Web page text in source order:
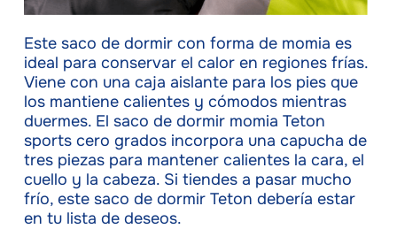
Este saco de dormir con forma de momia es
ideal para conservar el calor en regiones frías.
Viene con una caja aislante para los pies que
los mantiene calientes y cómodos mientras
duermes. El saco de dormir momia Teton
sports cero grados incorpora una capucha de
tres piezas para mantener calientes la cara, el
cuello y la cabeza. Si tiendes a pasar mucho
frío, este saco de dormir Teton debería estar
en tu lista de deseos.